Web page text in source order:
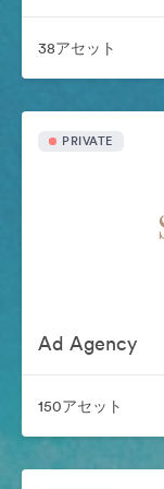
38アセット
PRIVATE
Ad Agency
150アセット